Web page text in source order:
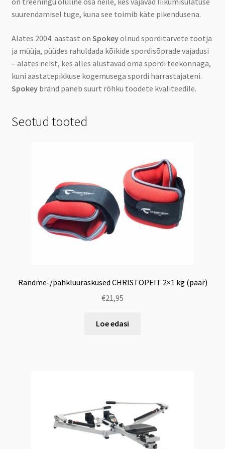
suurendamisel tuge, kuna see toimib käte pikendusena.
Alates 2004. aastast on Spokeyolnud sporditarvete tootja
ja müüja, püüdes rahuldada kõikide spordisõprade vajadusi
– alates neist, kes alles alustavad oma spordi teekonnaga,
kuni aastatepikkuse kogemusega spordi harrastajateni.
Spokey bränd paneb suurt rõhku toodete kvaliteedile.
Seotud tooted
Randme-/pahkluuraskused CHRISTOPEIT 2×1 kg (paar)
€21,95
Loe edasi